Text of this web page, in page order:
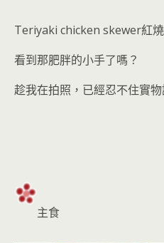
Teriyaki chicken skewer紅
看到那肥胖的小手了嗎？
趁我在拍照，已經忍不住實
主食